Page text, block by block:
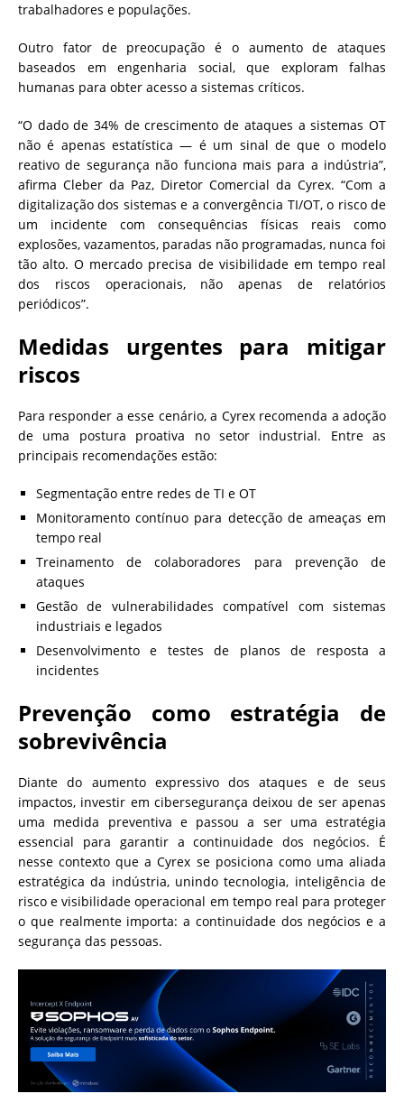
trabalhadores e populações.
Outro fator de preocupação é o aumento de ataques
baseados em engenharia social, que exploram falhas
humanas para obter acesso a sistemas críticos.
“O dado de 34% de crescimento de ataques a sistemas OT
não é apenas estatística — é um sinal de que o modelo
reativo de segurança não funciona mais para a indústria”,
afirma Cleber da Paz, Diretor Comercial da Cyrex. “Com a
digitalização dos sistemas e a convergência TI/OT, o risco de
um incidente com consequências físicas reais como
explosões, vazamentos, paradas não programadas, nunca foi
tão alto. O mercado precisa de visibilidade em tempo real
dos riscos operacionais, não apenas de relatórios
periódicos”.
Medidas urgentes para mitigar
riscos
Para responder a esse cenário, a Cyrex recomenda a adoção
de uma postura proativa no setor industrial. Entre as
principais recomendações estão:
Segmentação entre redes de TI e OT
Monitoramento contínuo para detecção de ameaças em
tempo real
Treinamento de colaboradores para prevenção de
ataques
Gestão de vulnerabilidades compatível com sistemas
industriais e legados
Desenvolvimento e testes de planos de resposta a
incidentes
Prevenção como estratégia de
sobrevivência
Diante do aumento expressivo dos ataques e de seus
impactos, investir em cibersegurança deixou de ser apenas
uma medida preventiva e passou a ser uma estratégia
essencial para garantir a continuidade dos negócios. É
nesse contexto que a Cyrex se posiciona como uma aliada
estratégica da indústria, unindo tecnologia, inteligência de
risco e visibilidade operacional em tempo real para proteger
o que realmente importa: a continuidade dos negócios e a
segurança das pessoas.